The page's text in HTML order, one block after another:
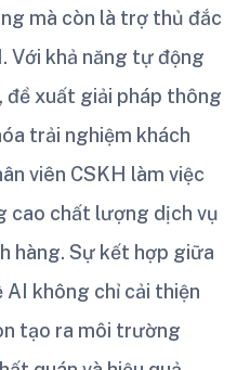
mà còn là trợ thủ đắc
Với khả năng tự động
đề xuất giải pháp thông
trải nghiệm khách
viên CSKH làm việc
cao chất lượng dịch vụ
hàng. Sự kết hợp giữa
không chỉ cải thiện
tạo ra môi trường